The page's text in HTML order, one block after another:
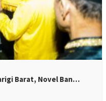
Barat, Novel Ban…